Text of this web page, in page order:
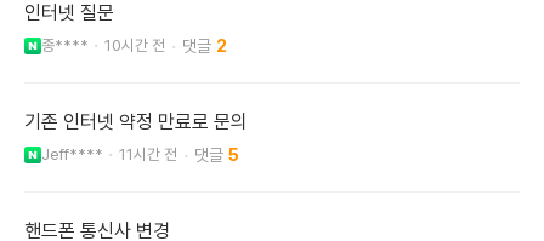
인터넷 질문
종**** 10시간 전 2
기존 인터넷 약정 만료로 문의
Jeff**** 11시간 전 5
핸드폰 통신사 변경